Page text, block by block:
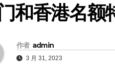
和香港名额
作者 admin
3 月 31, 2023